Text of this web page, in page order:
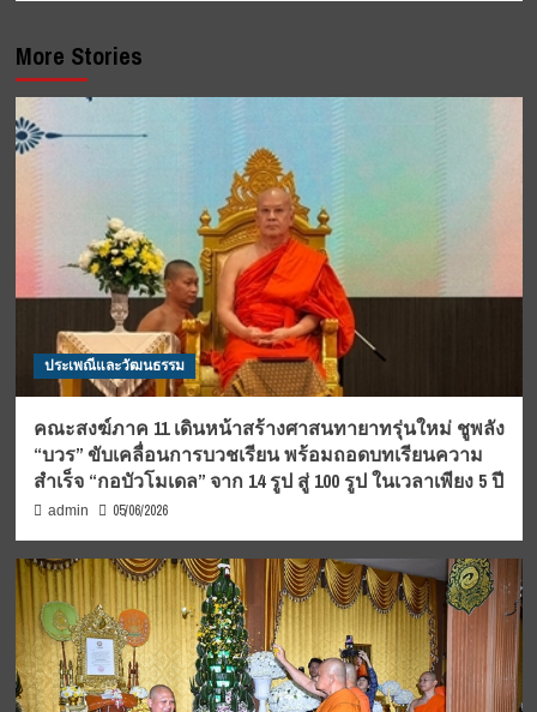
More Stories
ประเพณีและวัฒนธรรม
คณะสงฆ์ภาค 11 เดินหน้าสร้างศาสนทายาทรุ่นใหม่ ชูพลัง
“บวร” ขับเคลื่อนการบวชเรียน พร้อมถอดบทเรียนความ
สำเร็จ “กอบัวโมเดล” จาก 14 รูป สู่ 100 รูป ในเวลาเพียง 5 ปี
admin 05/06/2026